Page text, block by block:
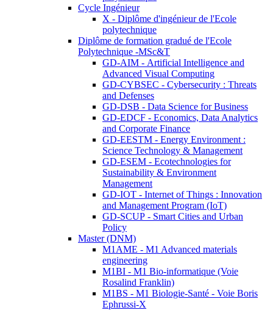
Cycle Ingénieur
X - Diplôme d'ingénieur de l'Ecole
polytechnique
Diplôme de formation gradué de l'Ecole
Polytechnique -MSc&T
GD-AIM - Artificial Intelligence and
Advanced Visual Computing
GD-CYBSEC - Cybersecurity : Threats
and Defenses
GD-DSB - Data Science for Business
GD-EDCF - Economics, Data Analytics
and Corporate Finance
GD-EESTM - Energy Environment :
Science Technology & Management
GD-ESEM - Ecotechnologies for
Sustainability & Environment
Management
GD-IOT - Internet of Things : Innovation
and Management Program (IoT)
GD-SCUP - Smart Cities and Urban
Policy
Master (DNM)
M1AME - M1 Advanced materials
engineering
M1BI - M1 Bio-informatique (Voie
Rosalind Franklin)
M1BS - M1 Biologie-Santé - Voie Boris
Ephrussi-X